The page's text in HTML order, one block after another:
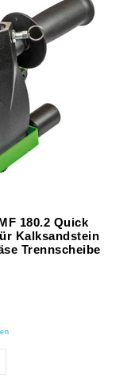
180.2 Quick
Kalksandstein
Trennscheibe